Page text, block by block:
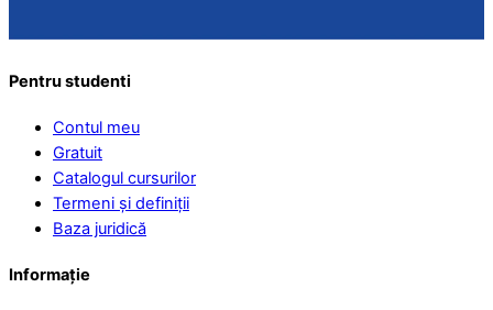
Pentru studenti
Contul meu
Gratuit
Catalogul cursurilor
Termeni și definiții
Baza juridică
Informație